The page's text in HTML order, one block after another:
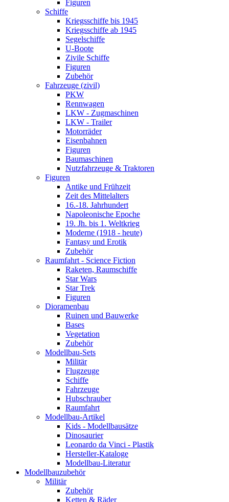
Figuren
Schiffe
Kriegsschiffe bis 1945
Kriegsschiffe ab 1945
Segelschiffe
U-Boote
Zivile Schiffe
Figuren
Zubehör
Fahrzeuge (zivil)
PKW
Rennwagen
LKW - Zugmaschinen
LKW - Trailer
Motorräder
Eisenbahnen
Figuren
Baumaschinen
Nutzfahrzeuge & Traktoren
Figuren
Antike und Frühzeit
Zeit des Mittelalters
16.-18. Jahrhundert
Napoleonische Epoche
19. Jh. bis 1. Weltkrieg
Moderne (1918 - heute)
Fantasy und Erotik
Zubehör
Raumfahrt - Science Fiction
Raketen, Raumschiffe
Star Wars
Star Trek
Figuren
Dioramenbau
Ruinen und Bauwerke
Bases
Vegetation
Zubehör
Modellbau-Sets
Militär
Flugzeuge
Schiffe
Fahrzeuge
Hubschrauber
Raumfahrt
Modellbau-Artikel
Kids - Modellbausätze
Dinosaurier
Leonardo da Vinci - Plastik
Hersteller-Kataloge
Modellbau-Literatur
Modellbauzubehör
Militär
Zubehör
Ketten & Räder